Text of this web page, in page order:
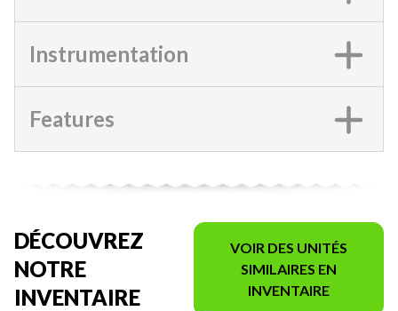
Instrumentation
Features
DÉCOUVREZ
NOTRE
INVENTAIRE
VOIR DES UNITÉS
SIMILAIRES EN
INVENTAIRE